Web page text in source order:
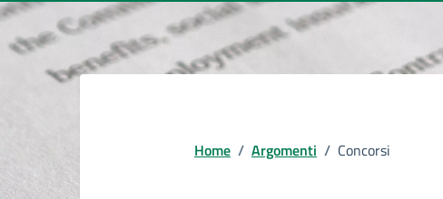
Home / Argomenti / Concorsi